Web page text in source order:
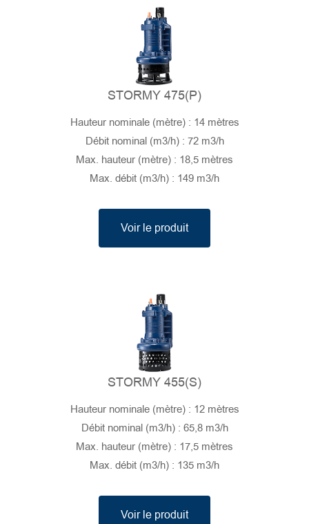
STORMY 475(P)
Hauteur nominale (mètre) : 14 mètres
Débit nominal (m3/h) : 72 m3/h
Max. hauteur (mètre) : 18,5 mètres
Max. débit (m3/h) : 149 m3/h
Voir le produit
STORMY 455(S)
Hauteur nominale (mètre) : 12 mètres
Débit nominal (m3/h) : 65,8 m3/h
Max. hauteur (mètre) : 17,5 mètres
Max. débit (m3/h) : 135 m3/h
Voir le produit